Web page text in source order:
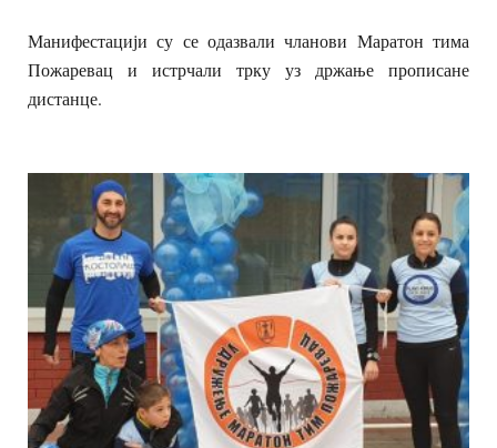
Манифестацији су се одазвали чланови Маратон тима
Пожаревац и истрчали трку уз држање прописане
дистанце.